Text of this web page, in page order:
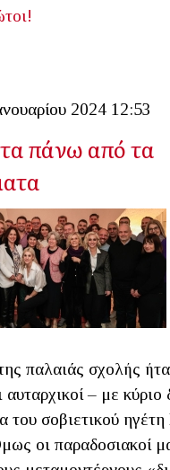
2024 12:53
πάνω από τα
παλαιάς σχολής
αυταρχικοί – με κύριο
του σοβιετικού ηγέτη
οι παραδοσιακοί